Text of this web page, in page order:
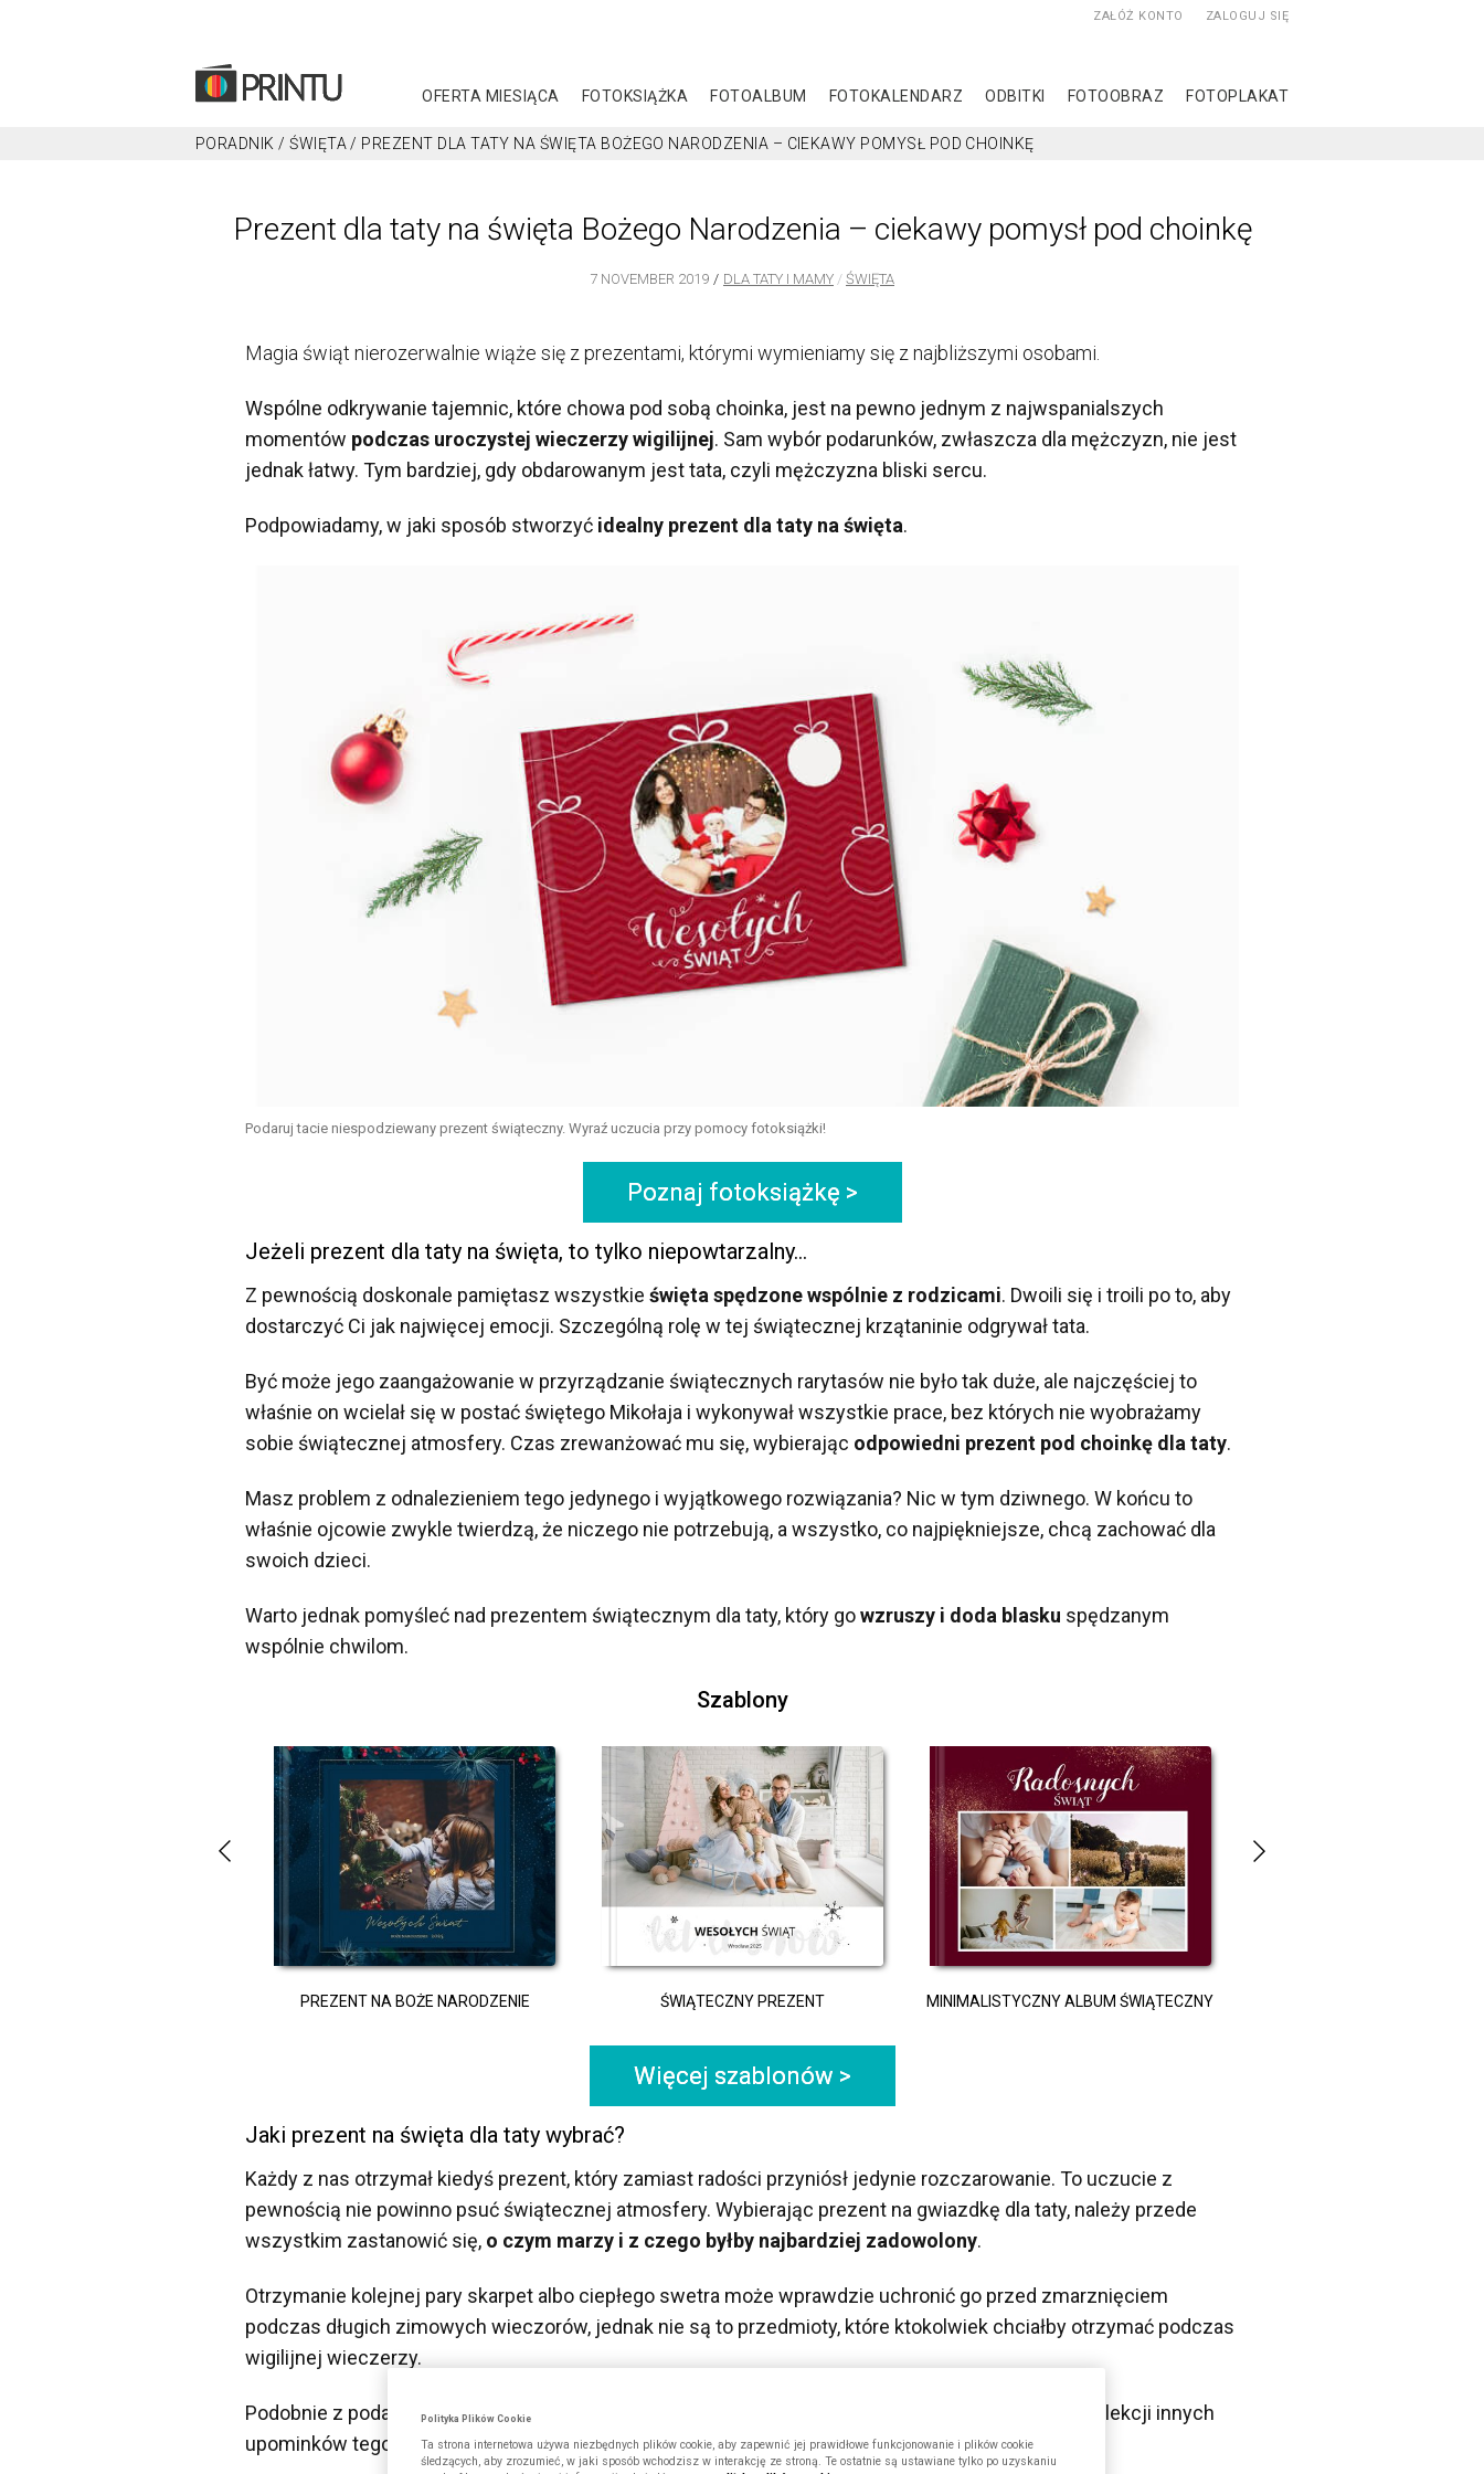
OFERTA MIESIĄCA FOTOKSIĄŻKA FOTOALBUM FOTOKALENDARZ ODBITKI FOTOOBRAZ FOTOPLAKAT
ZAŁÓŻ KONTO ZALOGUJ SIĘ
PORADNIK /ŚWIĘTA / PREZENT DLA TATY NA ŚWIĘTA BOŻEGO NARODZENIA – CIEKAWY POMYSŁ POD CHOINKĘ
Prezent dla taty na święta Bożego Narodzenia – ciekawy pomysł pod choinkę
7 NOVEMBER 2019 DLA TATY I MAMY ŚWIĘTA
Magia świąt nierozerwalnie wiąże się z prezentami, którymi wymieniamy się z najbliższymi osobami.
Wspólne odkrywanie tajemnic, które chowa pod sobą choinka, jest na pewno jednym z najwspanialszych
momentów podczas uroczystej wieczerzy wigilijnej. Sam wybór podarunków, zwłaszcza dla mężczyzn, nie jest
jednak łatwy. Tym bardziej, gdy obdarowanym jest tata, czyli mężczyzna bliski sercu.
Podpowiadamy, w jaki sposób stworzyć idealny prezent dla taty na święta.
Podaruj tacie niespodziewany prezent świąteczny. Wyraź uczucia przy pomocy fotoksiążki!
Poznaj fotoksiążkę >
Jeżeli prezent dla taty na święta, to tylko niepowtarzalny…
Z pewnością doskonale pamiętasz wszystkie święta spędzone wspólnie z rodzicami. Dwoili się i troili po to, aby
dostarczyć Ci jak najwięcej emocji. Szczególną rolę w tej świątecznej krzątaninie odgrywał tata.
Być może jego zaangażowanie w przyrządzanie świątecznych rarytasów nie było tak duże, ale najczęściej to
właśnie on wcielał się w postać świętego Mikołaja i wykonywał wszystkie prace, bez których nie wyobrażamy
sobie świątecznej atmosfery. Czas zrewanżować mu się, wybierając odpowiedni prezent pod choinkę dla taty.
Masz problem z odnalezieniem tego jedynego i wyjątkowego rozwiązania? Nic w tym dziwnego. W końcu to
właśnie ojcowie zwykle twierdzą, że niczego nie potrzebują, a wszystko, co najpiękniejsze, chcą zachować dla
swoich dzieci.
Warto jednak pomyśleć nad prezentem świątecznym dla taty, który gowzruszy i doda blasku spędzanym
wspólnie chwilom.
Szablony
PREZENT NA BOŻE NARODZENIE ŚWIĄTECZNY PREZENT MINIMALISTYCZNY ALBUM ŚWIĄTECZNY
Więcej szablonów >
Jaki prezent na święta dla taty wybrać?
Każdy z nas otrzymał kiedyś prezent, który zamiast radości przyniósł jedynie rozczarowanie. To uczucie z
pewnością nie powinno psuć świątecznej atmosfery. Wybierając prezent na gwiazdkę dla taty, należy przede
wszystkim zastanowić się, o czym marzy i z czego byłby najbardziej zadowolony.
Otrzymanie kolejnej pary skarpet albo ciepłego swetra może wprawdzie uchronić go przed zmarznięciem
podczas długich zimowych wieczorów, jednak nie są to przedmioty, które ktokolwiek chciałby otrzymać podczas
wigilijnej wieczerzy.
Podobnie z podarunkami z serii zestawu kosmetyków, które najzwyczajniej dołączą do bogatej kolekcji innych
upominków tego typu, uzbieranych na przestrzeni lat.
Polityka Plików Cookie
Ta strona internetowa używa niezbędnych plików cookie, aby zapewnić jej prawidłowe funkcjonowanie i plików cookie
śledzących, aby zrozumieć, w jaki sposób wchodzisz w interakcję ze stroną. Te ostatnie są ustawiane tylko po uzyskaniu